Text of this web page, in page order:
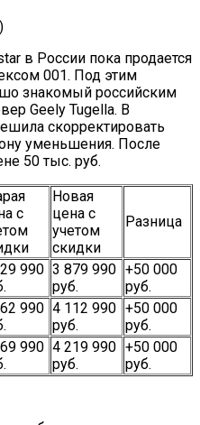
в России пока продается
001. Под этим
знакомый российским
Geely Tugella. В
скорректировать
уменьшения. После
50 тыс. руб.
с
Новая
цена с
учетом
скидки
Разница
990 3 879 990
руб.
+50 000
руб.
990 4 112 990
руб.
+50 000
руб.
990 4 219 990
руб.
+50 000
руб.